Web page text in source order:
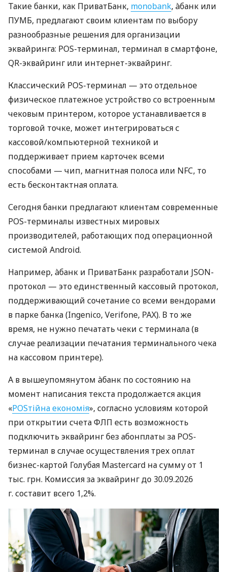
Такие банки, как ПриватБанк, monobank, àбанк или
ПУМБ, предлагают своим клиентам по выбору
разнообразные решения для организации
эквайринга: POS-терминал, терминал в смартфоне,
QR-эквайринг или интернет-эквайринг.
Классический POS-терминал — это отдельное
физическое платежное устройство со встроенным
чековым принтером, которое устанавливается в
торговой точке, может интегрироваться с
кассовой/компьютерной техникой и
поддерживает прием карточек всеми
способами — чип, магнитная полоса или NFC, то
есть бесконтактная оплата.
Сегодня банки предлагают клиентам современные
POS-терминалы известных мировых
производителей, работающих под операционной
системой Android.
Например, àбанк и ПриватБанк разработали JSON-
протокол — это единственный кассовый протокол,
поддерживающий сочетание со всеми вендорами
в парке банка (Ingenico, Verifone, PAX). В то же
время, не нужно печатать чеки с терминала (в
случае реализации печатания терминального чека
на кассовом принтере).
А в вышеупомянутом àбанк по состоянию на
момент написания текста продолжается акция
«POSтійна економія», согласно условиям которой
при открытии счета ФЛП есть возможность
подключить эквайринг без абонплаты за POS-
терминал в случае осуществления трех оплат
бизнес-картой Голубая Mastercard на сумму от 1
тыс. грн. Комиссия за эквайринг до 30.09.2026
г. составит всего 1,2%.